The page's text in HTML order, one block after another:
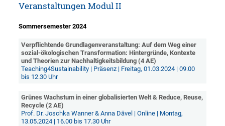
Veranstaltungen Modul II
Sommersemester 2024
Verpflichtende Grundlagenveranstaltung: Auf dem Weg einer
sozial-ökologischen Transformation: Hintergründe, Kontexte
und Theorien zur Nachhaltigkeitsbildung (4 AE)
Teaching4Sustainability | Präsenz | Freitag, 01.03.2024 | 09.00
bis 12.30 Uhr
Grünes Wachstum in einer globalisierten Welt & Reduce, Reuse,
Recycle (2 AE)
Prof. Dr. Joschka Wanner & Anna Dävel | Online | Montag,
13.05.2024 | 16.00 bis 17.30 Uhr